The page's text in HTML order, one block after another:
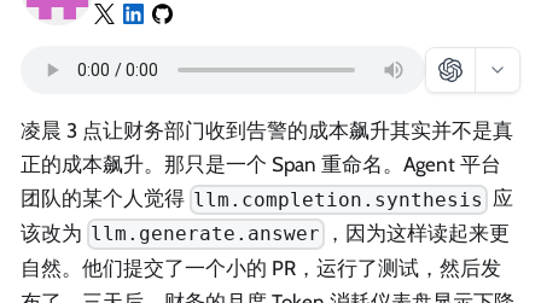
凌晨 3 点让财务部门收到告警的成本飙升其实并不是真
正的成本飙升。那只是一个 Span 重命名。Agent 平台
团队的某个人觉得 llm.completion.synthesis 应
该改为 llm.generate.answer
，因为这样读起来更
自然。他们提交了一个小的 PR，运行了测试，然后发